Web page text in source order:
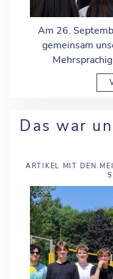
Am 26.
gemeinsam
Das war
ARTIKEL MIT DEN